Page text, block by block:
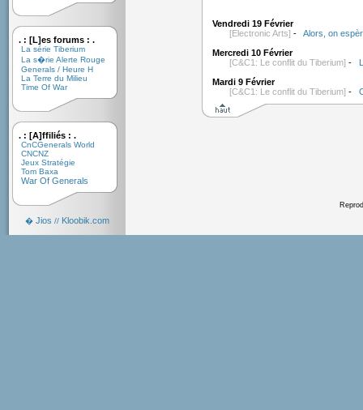
. : [L]es forums : .
La série Tiberium
La s�rie Alerte Rouge
Generals / Heure H
La Terre du Milieu
Time Of War
. : [A]ffiliés : .
CnCGenerals World
CNCNZ
Jeux Stratégie
Tom Baxa
War Of Generals
� Jios // Kloobik.com
Vendredi 19 Février
[Electronic Arts] - Alors, on
Mercredi 10 Février
[C&C1: Le conflit du Tiberium] -
Mardi 9 Février
[C&C1: Le conflit du Tiberium] -